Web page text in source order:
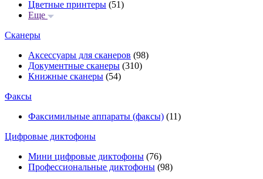
Цветные принтеры (51)
Еще
Сканеры
Аксессуары для сканеров (98)
Документные сканеры (310)
Книжные сканеры (54)
Факсы
Факсимильные аппараты (факсы) (11)
Цифровые диктофоны
Мини цифровые диктофоны (76)
Профессиональные диктофоны (98)